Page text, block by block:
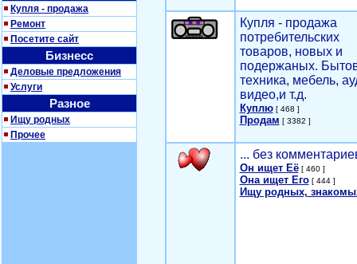
Купля - продажа
Ремонт
Посетите сайт
Бизнесс
Деловые предложения
Услуги
Разное
Ищу родных
Прочее
Купля - продажа
потребительских
товаров, новых и
подержаных.
техника, мебель,
видео,и т.д.
Куплю[ 468 ]
Продам [ 3382 ]
... без
Он ищет Её[ 460 ]
Она ищет Его[ 444 ]
Ищу родных,